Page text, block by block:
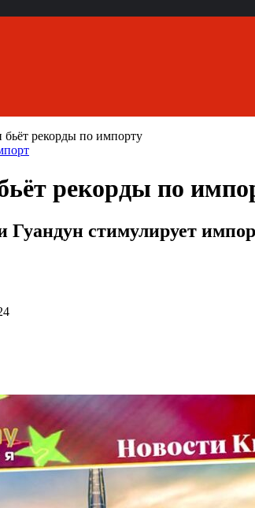
рекорды по импорту
рекорды по
стимулирует